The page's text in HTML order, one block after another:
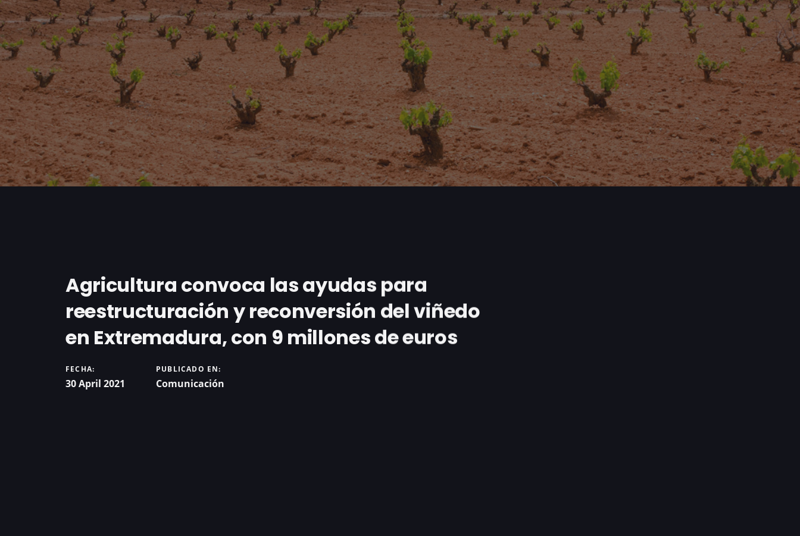
Agricultura convoca las ayudas para
reestructuración y reconversión del viñedo
en Extremadura, con 9 millones de euros
FECHA:
30 April 2021
PUBLICADO EN:
Comunicación